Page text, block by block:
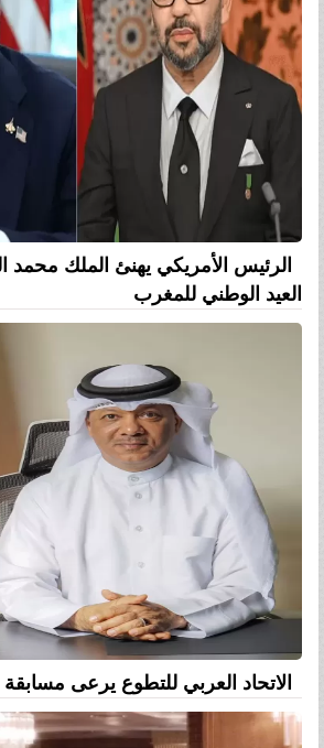
الرئيس الأمريكي يهنئ الملك محمد
العيد الوطني للمغرب
الاتحاد العربي للتطوع يرعى